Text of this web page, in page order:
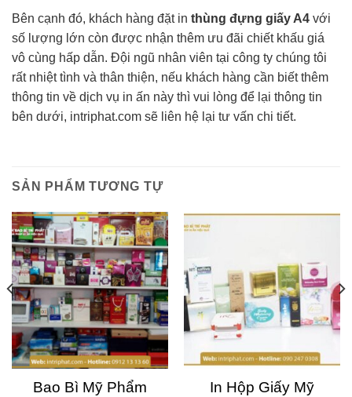
Bên cạnh đó, khách hàng đặt in thùng đựng giấy A4 với
số lượng lớn còn được nhận thêm ưu đãi chiết khấu giá
vô cùng hấp dẫn. Đội ngũ nhân viên tại công ty chúng tôi
rất nhiệt tình và thân thiện, nếu khách hàng cần biết thêm
thông tin về dịch vụ in ấn này thì vui lòng để lại thông tin
bên dưới, intriphat.com sẽ liên hệ lại tư vấn chi tiết.
SẢN PHẨM TƯƠNG TỰ
Bao Bì Mỹ Phẩm
In Hộp Giấy Mỹ